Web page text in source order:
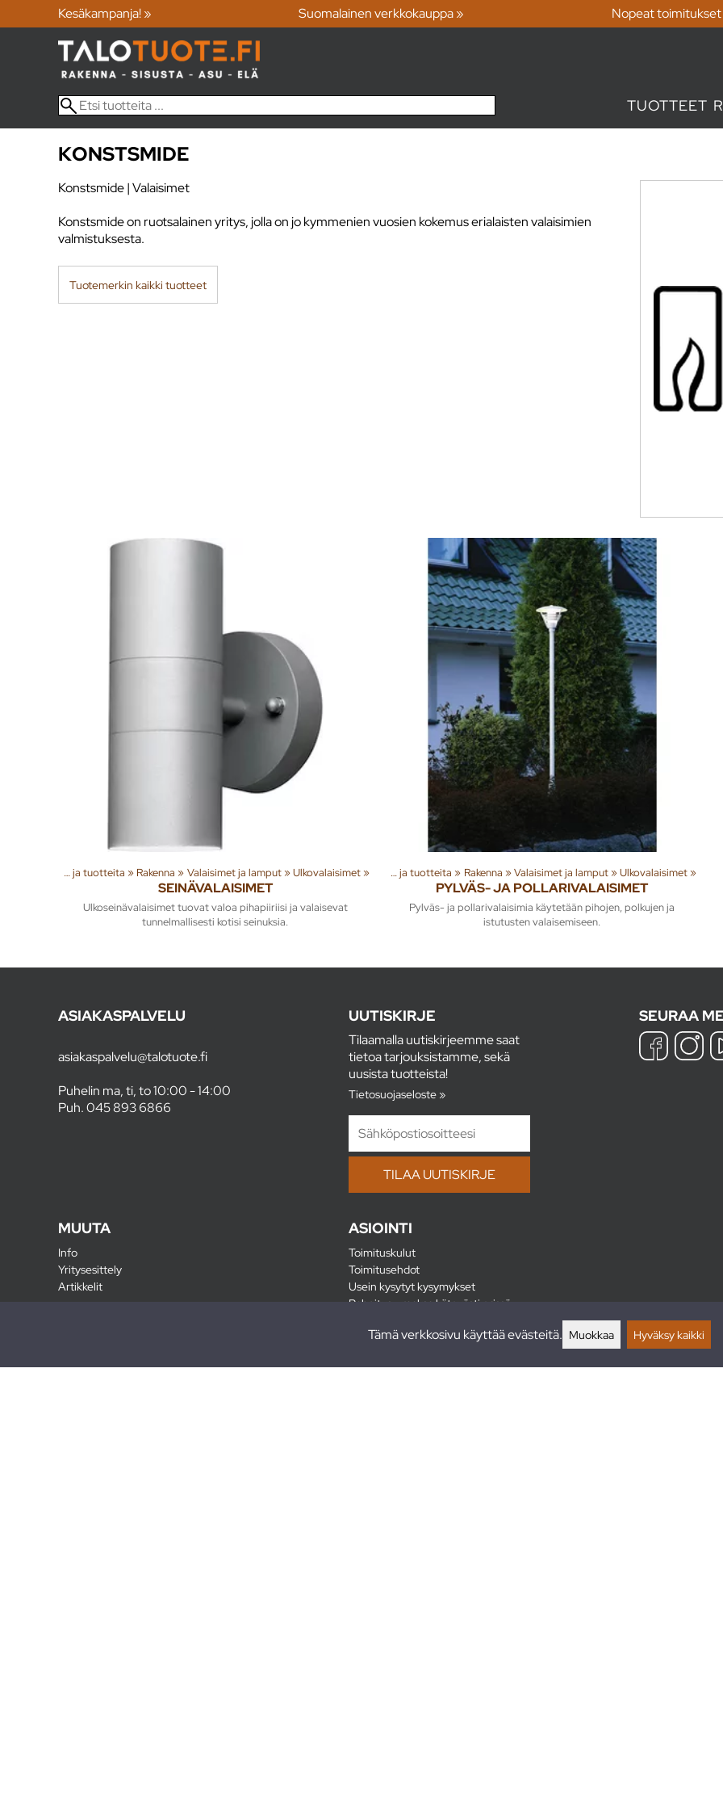
Kesäkampanja! » Suomalainen verkkokauppa » Nopeat
TUOTTEET
KONSTSMIDE
Konstsmide | Valaisimet
Konstsmide on ruotsalainen yritys, jolla on jo kymmenien vuosien kokemus erialaisten valaisimien
valmistuksesta.
Tuotemerkin kaikki tuotteet
Tuoteryhmiä ja tuotteita ‪» Rakenna ‪» Valaisimet ja lamput‪»Ulkovalaisimet‪»
SEINÄVALAISIMET
Ulkoseinävalaisimet tuovat valoa pihapiiriisi ja valaisevat
tunnelmallisesti kotisi seinuksia.
Tuoteryhmiä ja tuotteita ‪» Rakenna ‪»Valaisimet ja lamput‪»Ulkovalaisimet‪»
PYLVÄS- JA POLLARIVALAISIMET
Pylväs- ja pollarivalaisimia käytetään pihojen, polkujen ja
istutusten valaisemiseen.
ASIAKASPALVELU
asiakaspalvelu@talotuote.fi
Puhelin ma, ti, to 10:00 - 14:00
Puh.045 893 6866
UUTISKIRJE
Tilaamalla uutiskirjeemme saat
tietoa tarjouksistamme, sekä
uusista tuotteista!
Tietosuojaseloste »
SEURAA
MUUTA
Info
Yritysesittely
Artikkelit
ASIOINTI
Toimituskulut
Toimitusehdot
Usein kysytyt kysymykset
Rahoitus - maksa kätevästi erissä
Tämä verkkosivu käyttää evästeitä. Muokkaa Hyväksy kaikki